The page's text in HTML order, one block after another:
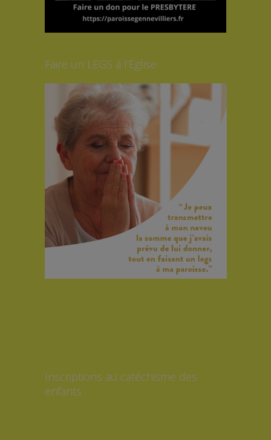
Faire un LEGS à l’Eglise
Inscriptions au catéchisme des
enfants